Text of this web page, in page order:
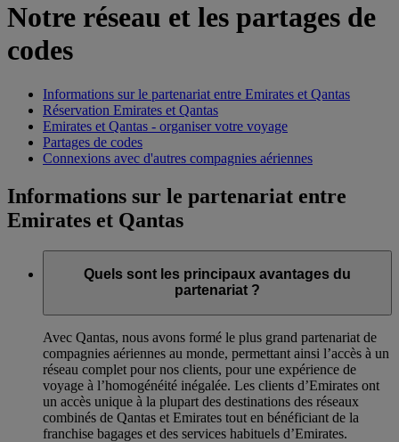
Notre réseau et les partages de
codes
Informations sur le partenariat entre Emirates et Qantas
Réservation Emirates et Qantas
Emirates et Qantas - organiser votre voyage
Partages de codes
Connexions avec d'autres compagnies aériennes
Informations sur le partenariat entre
Emirates et Qantas
Quels sont les principaux avantages du
partenariat ?
Avec Qantas, nous avons formé le plus grand partenariat de
compagnies aériennes au monde, permettant ainsi l’accès à un
réseau complet pour nos clients, pour une expérience de
voyage à l’homogénéité inégalée. Les clients d’Emirates ont
un accès unique à la plupart des destinations des réseaux
combinés de Qantas et Emirates tout en bénéficiant de la
franchise bagages et des services habituels d’Emirates.